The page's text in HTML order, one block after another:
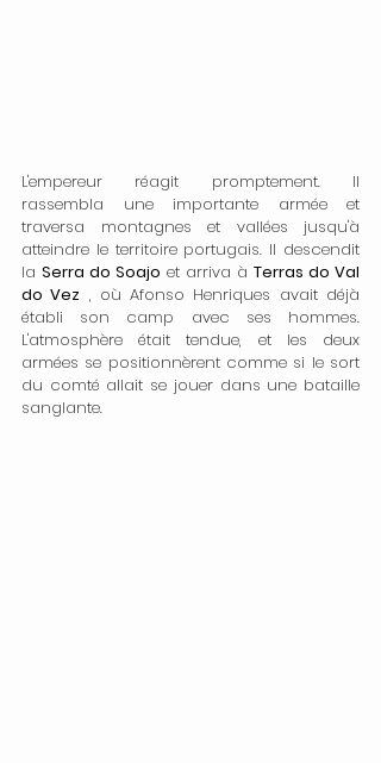
L'empereur réagit promptement. Il
rassembla une importante armée et
traversa montagnes et vallées jusqu'à
atteindre le territoire portugais. Il descendit
la Serra do Soajo et arriva à Terras do Val
do Vez , où Afonso Henriques avait déjà
établi son camp avec ses hommes.
L'atmosphère était tendue, et les deux
armées se positionnèrent comme si le sort
du comté allait se jouer dans une bataille
sanglante.